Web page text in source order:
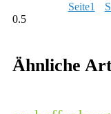
Seite1
Ähnliche